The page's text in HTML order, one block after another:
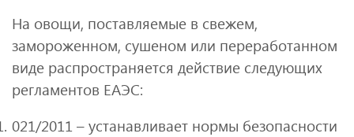
На овощи, поставляемые в свежем,
замороженном, сушеном или переработанном
виде распространяется действие следующих
регламентов ЕАЭС:
021/2011 – устанавливает нормы безопасности